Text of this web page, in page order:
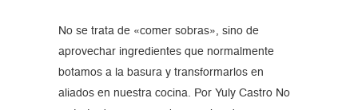
No se trata de «comer sobras», sino de
aprovechar ingredientes que normalmente
botamos a la basura y transformarlos en
aliados en nuestra cocina. Por Yuly Castro No